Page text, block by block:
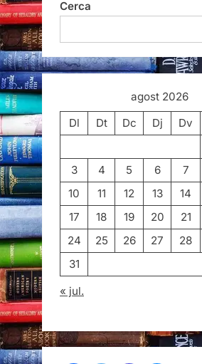
Cerca
agost 2026
Dl
Dt Dc Dj Dv
3
4 5 6 7
10
11 12 13 14
17
18 19 20 21
24
25 26 27 28
31
« jul.